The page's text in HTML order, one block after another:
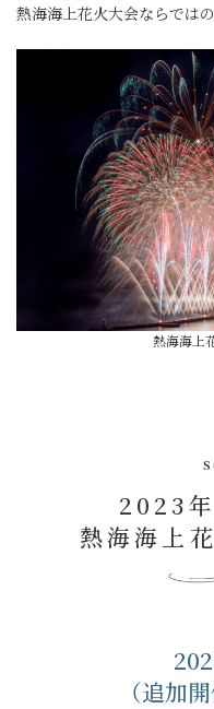
熱海海上花火大会ならではの
熱海海上
2023年
熱海海上
（追加